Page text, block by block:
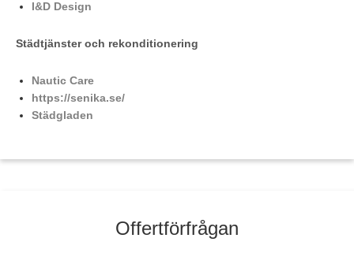
I&D Design
Städtjänster och rekonditionering
Nautic Care
https://senika.se/
Städgladen
Offertförfrågan